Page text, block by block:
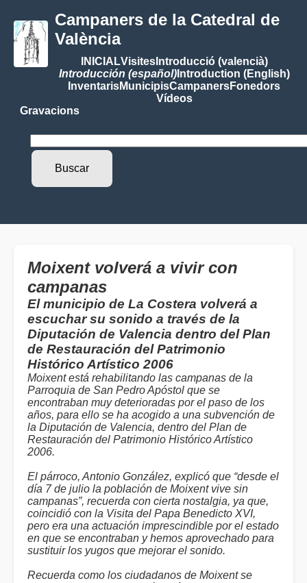
Campaners de la Catedral de
València
INICIALVisitesIntroducció (valencià)
Introducción (español)Introduction (English)
InventarisMunicipisCampanersFonedors
Vídeos
Gravacions
Moixent volverá a vivir con
campanas
El municipio de La Costera volverá a
escuchar su sonido a través de la
Diputación de Valencia dentro del Plan
de Restauración del Patrimonio
Histórico Artístico 2006
Moixent está rehabilitando las campanas de la
Parroquia de San Pedro Apóstol que se
encontraban muy deterioradas por el paso de los
años, para ello se ha acogido a una subvención de
la Diputación de Valencia, dentro del Plan de
Restauración del Patrimonio Histórico Artístico
2006.
El párroco, Antonio González, explicó que “desde el
día 7 de julio la población de Moixent vive sin
campanas”, recuerda con cierta nostalgia, ya que,
coincidió con la Visita del Papa Benedicto XVI,
pero era una actuación imprescindible por el estado
en que se encontraban y hemos aprovechado para
sustituir los yugos que mejorar el sonido.
Recuerda como los ciudadanos de Moixent se